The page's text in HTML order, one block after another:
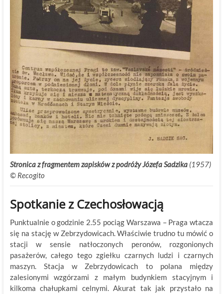
Stronica z fragmentem zapisków z podróży Józefa Sadzika(1957)
© Recogito
Spotkanie z Czechosłowacją
Punktualnie o godzinie 2.55 pociąg Warszawa – Praga wtacza
się na stację w Zebrzydowicach. Właściwie trudno tu mówić o
stacji w sensie natłoczonych peronów, rozgonionych
pasażerów, całego tego zgiełku czarnych ludzi i czarnych
maszyn. Stacja w Zebrzydowicach to polana między
zalesionymi wzgórzami z małym budynkiem stacyjnym i
kilkoma chałupkami celnymi. Akurat tak jak przystało na